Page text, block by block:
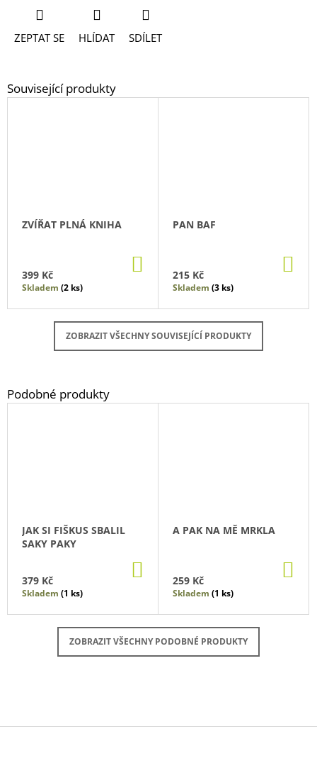
ZEPTAT SE HLÍDAT SDÍLET
ZVÍŘAT PLNÁ KNIHA
399 Kč KOŠÍKU
Skladem (2 ks)
PAN BAF
215 Kč
Skladem (3 ks)
ZOBRAZIT VŠECHNY SOUVISEJÍCÍ PRODUKTY
JAK SI FIŠKUS SBALIL
SAKY PAKY
379 Kč KOŠÍKU
Skladem (1 ks)
A PAK NA MĚ MRKLA
259 Kč
Skladem (1 ks)
ZOBRAZIT VŠECHNY PODOBNÉ PRODUKTY